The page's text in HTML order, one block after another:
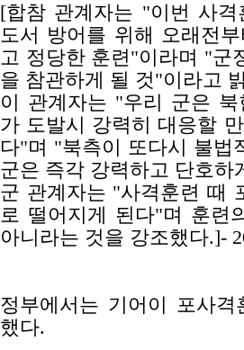
[합참 관계자는 "이번 사
도서 방어를 위해 오래전
고 정당한 훈련"이라며 "군
을 참관하게 될 것"이라고
이 관계자는 "우리 군은
가 도발시 강력히 대응할
다"며 "북측이 또다시 불법
군은 즉각 강력하고 단호
군 관계자는 "사격훈련 때
로 떨어지게 된다"며 훈련
아니라는 것을 강조했다.]-
정부에서는 기어이 포사
했다.